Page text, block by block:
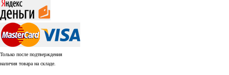
Только после подтверждения
наличия товара на складе.